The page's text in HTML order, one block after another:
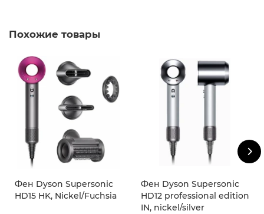
Похожие товары
Фен Dyson Supersonic
HD15 HK, Nickel/Fuchsia
Фен Dyson Supersonic
HD12 professional edition
IN, nickel/silver